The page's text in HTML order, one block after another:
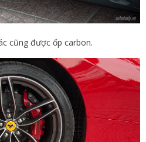
cũng được ốp carbon.